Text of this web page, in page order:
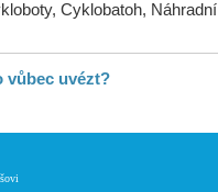
Cyklobatoh,
vůbec uvézt?